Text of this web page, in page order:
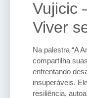
Vujicic
Viver
Na palestra “A
compartilha
enfrentando
insuperáveis.
resiliência,